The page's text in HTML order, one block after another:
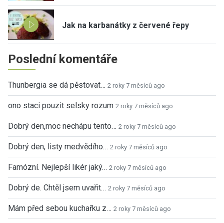
Jak na karbanátky z červené řepy
Poslední komentáře
Thunbergia se dá pěstovat… 2 roky 7 měsíců ago
ono staci pouzit selsky rozum 2 roky 7 měsíců ago
Dobrý den,moc nechápu tento… 2 roky 7 měsíců ago
Dobrý den, listy medvědího… 2 roky 7 měsíců ago
Famózní. Nejlepší likér jaký… 2 roky 7 měsíců ago
Dobrý de. Chtěl jsem uvařit… 2 roky 7 měsíců ago
Mám před sebou kuchařku z… 2 roky 7 měsíců ago